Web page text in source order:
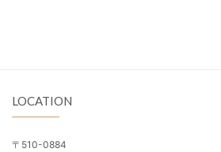
LOCATION
〒510-0884